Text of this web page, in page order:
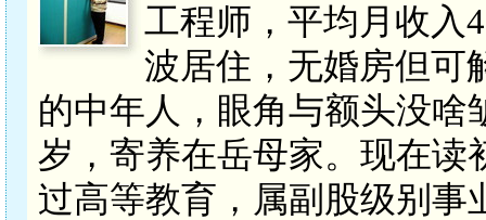
工程师，平均月收入
波居住，无婚房但可
的中年人，眼角与额头没啥
岁，寄养在岳母家。现在读
过高等教育，属副股级别事